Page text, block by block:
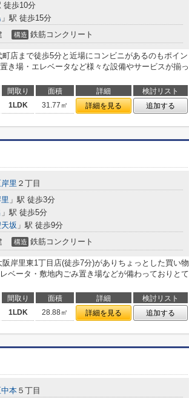
徒歩10分
」駅 徒歩15分
構造 鉄筋コンクリート
店まで徒歩5分と近場にコンビニがあるのもポイン
き場・エレベータなど様々な設備やサービスが揃っ
間取り 面積 詳細
検討リスト
1LDK 31.77㎡ 詳細を見る 追加する
岸里 ２丁目
」駅 徒歩3分
」駅 徒歩5分
坂 」駅 徒歩9分
構造 鉄筋コンクリート
岸里東1丁目店(徒歩7分)がありちょっとした買い物
ベータ・敷地内ごみ置き場などが備わっておりとて
間取り 面積 詳細
検討リスト
1LDK 28.88㎡ 詳細を見る 追加する
中本 ５丁目